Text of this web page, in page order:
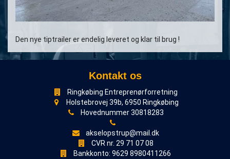
Den nye tiptrailer er endelig leveret og klar til brug !
Kontakt os
Ringkøbing Entreprenørforretning
Holstebrovej 39b, 6950 Ringkøbing
Hovednummer 30818283
akselopstrup@mail.dk
CVR nr. 29 71 07 08
Bankkonto: 9629 8980411266